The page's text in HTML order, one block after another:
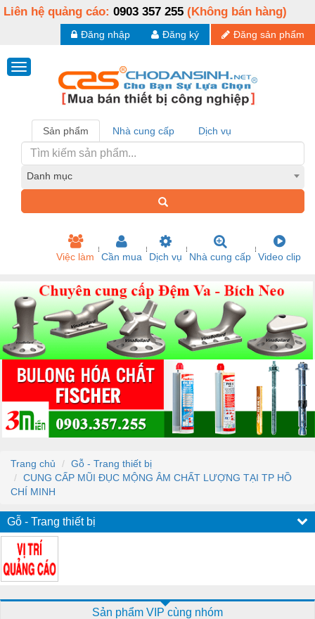
Liên hệ quảng cáo: 0903 357 255 (Không bán hàng)
Đăng sản phẩm
Đăng ký
Đăng nhập
Sản phẩm Nhà cung cấp Dịch vụ
Danh mục
Việc làm Cần mua Dịch vụ Nhà cung cấp Video clip
Trang chủ
Gỗ - Trang thiết bị
CUNG CẤP MŨI ĐỤC MỘNG ÂM CHẤT LƯỢNG TẠI TP HỒ
CHÍ MINH
Gỗ - Trang thiết bị
Sản phẩm VIP cùng nhóm